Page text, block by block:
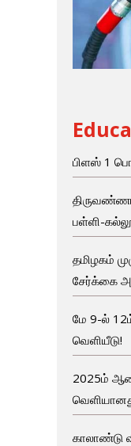
பிளஸ் 1
பள்ளி-
தமிழகம்
சேர்க்கை
மே 9-ல் 12ம்
வெளியீடு!
2025ம்
காலாண்டு